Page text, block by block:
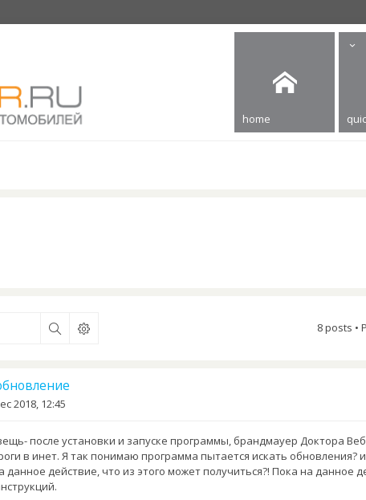
home
8 posts •
2018, 12:45
после установки и запуске программы, брандмауер Доктора
в инет. Я так понимаю программа пытается искать обновления?
действие, что из этого может получиться?! Пока на данное